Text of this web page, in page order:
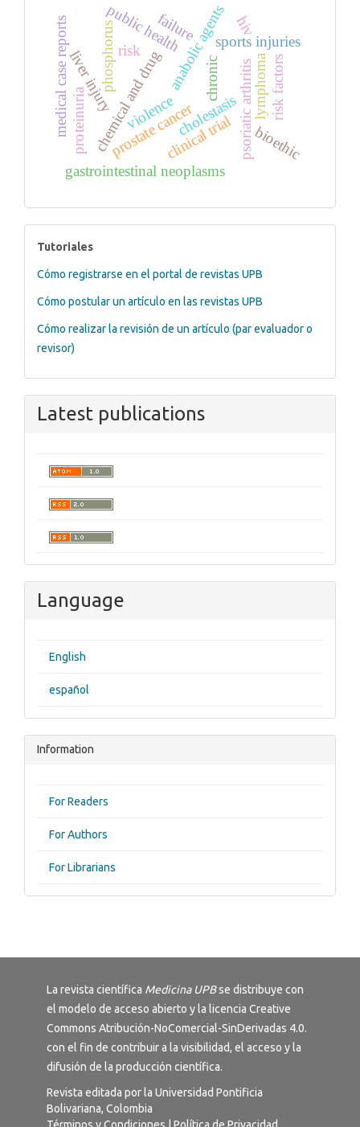
chemical and drug
liver injury anabolic agents
cholestasis
public health
prostate cancer psoriatic arthritis
sports injuries
medical case reports phosphorus failure
proteinuria
chronic lymphoma
gastrointestinal neoplasms
violence risk factors
hiv
clinical trial
risk
bioethic
tutoriales
Tutoriales
Cómo registrarse en el portal de revistas UPB
Cómo postular un artículo en las revistas UPB
Cómo realizar la revisión de un artículo (par evaluador o
revisor)
Latest publications
Language
English
español
Information
For Readers
For Authors
For Librarians
La revista científica Medicina UPBse distribuye con
el modelo de acceso abierto y la licencia Creative
Commons Atribución-NoComercial-SinDerivadas 4.0.
con el fin de contribuir a la visibilidad, el acceso y la
difusión de la producción científica.
Revista editada por la Universidad Pontificia
Bolivariana, Colombia
Términos y Condiciones
Política de Privacidad